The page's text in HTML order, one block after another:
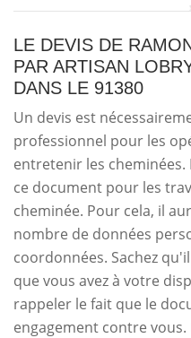
LE DEVIS DE
PAR ARTISAN
DANS LE 91380
Un devis est
professionnel pour les
entretenir les cheminées.
ce document pour les
cheminée. Pour cela, il
nombre de données
coordonnées. Sachez
que vous avez à votre
rappeler le fait que le
engagement contre